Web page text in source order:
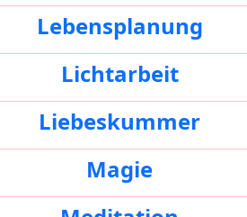
Lebensplanung
Lichtarbeit
Liebeskummer
Magie